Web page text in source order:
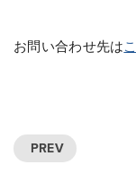
お問い合わせ先は
PREV